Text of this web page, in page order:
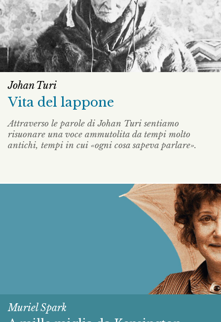
Johan Turi
Vita del lappone
Attraverso le parole di Johan Turi sentiamo
risuonare una voce ammutolita da tempi molto
antichi, tempi in cui «ogni cosa sapeva parlare».
Muriel Spark